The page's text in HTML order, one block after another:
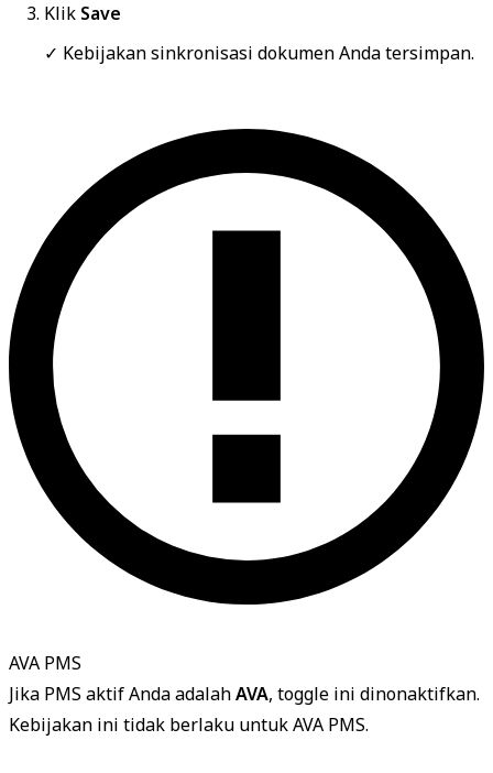
Klik Save
✓ Kebijakan sinkronisasi dokumen Anda tersimpan.
AVA PMS
Jika PMS aktif Anda adalahAVA, toggle ini dinonaktifkan.
Kebijakan ini tidak berlaku untuk AVA PMS.